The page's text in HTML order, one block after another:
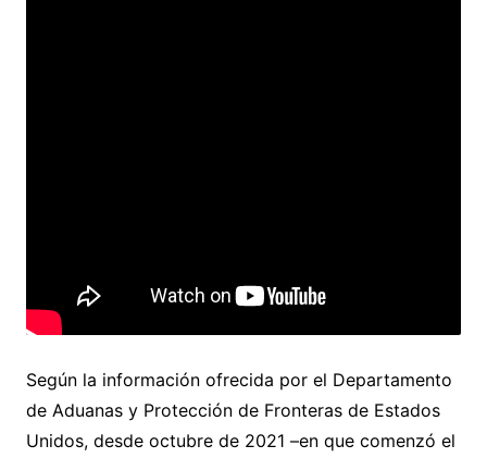
Según la información ofrecida por el Departamento
de Aduanas y Protección de Fronteras de Estados
Unidos, desde octubre de 2021 –en que comenzó el